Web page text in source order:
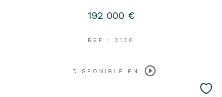
192 000 €
REF : 3136
DISPONIBLE EN